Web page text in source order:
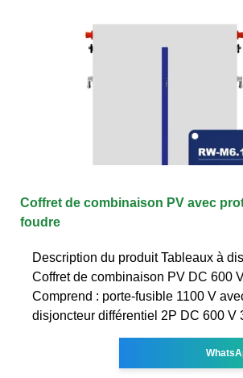
Coffret de combinaison PV avec
foudre
Description du produit Tableaux à
Coffret de combinaison PV DC 600
Comprend : porte-fusible 1100 V
disjoncteur différentiel 2P DC 600 V